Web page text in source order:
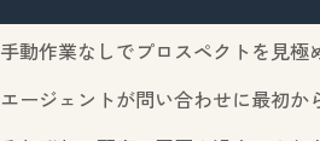
手動作業なしでプロスペクトを見
エージェントが問い合わせに最初